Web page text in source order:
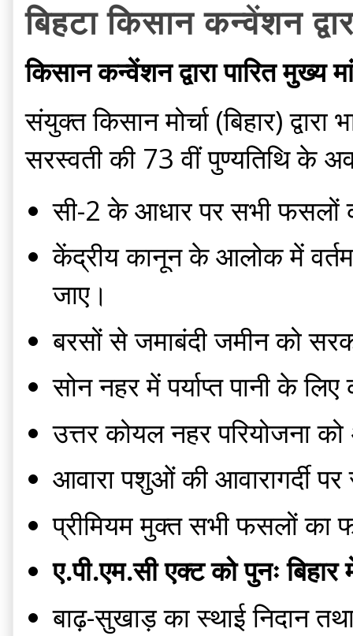
बिहटा किसान कन्वेंशन
किसान कन्वेंशन द्वारा पारित मुख्य
संयुक्त किसान मोर्चा (बिहार)
सरस्वती की 73 वीं पुण्यतिथि के
सी-2 के आधार पर सभी फसलों
केंद्रीय कानून के आलोक में
जाए।
बरसों से जमाबंदी जमीन को
सोन नहर में पर्याप्त पानी के
उत्तर कोयल नहर परियोजना
आवारा पशुओं की आवारागर्दी
प्रीमियम मुक्त सभी फसलों का
ए.पी.एम.सी एक्ट को पुनः
बाढ़-सुखाड़ का स्थाई निदान